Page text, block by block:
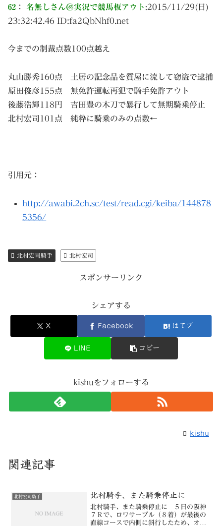
62 ： 名無しさん＠実況で競馬板アウト :2015/11/29(日)
23:32:42.46 ID:fa2QbNhf0.net
今までの制裁点数100点越え
丸山勝秀160点 土居の記念品を質屋に流して窃盗で逮捕
原田俊彦155点 無免許運転再犯で騎手免許アウト
後藤浩輝118円 吉田豊の木刀で暴行して無期騎乗停止
北村宏司101点 純粋に騎乗のみの点数←
引用元：
http://awabi.2ch.sc/test/read.cgi/keiba/144878
5356/
北村宏司騎手 北村宏司
スポンサーリンク
シェアする
X Facebook はてブ
LINE コピー
kishuをフォローする
kishu
関連記事
北村宏司騎手 北村騎手、また騎乗停止に
北村騎手、また騎乗停止に ５日の阪神
７Ｒで、ロワサーブル（８着）が最後の
直線コースで内側に斜行したため、オア